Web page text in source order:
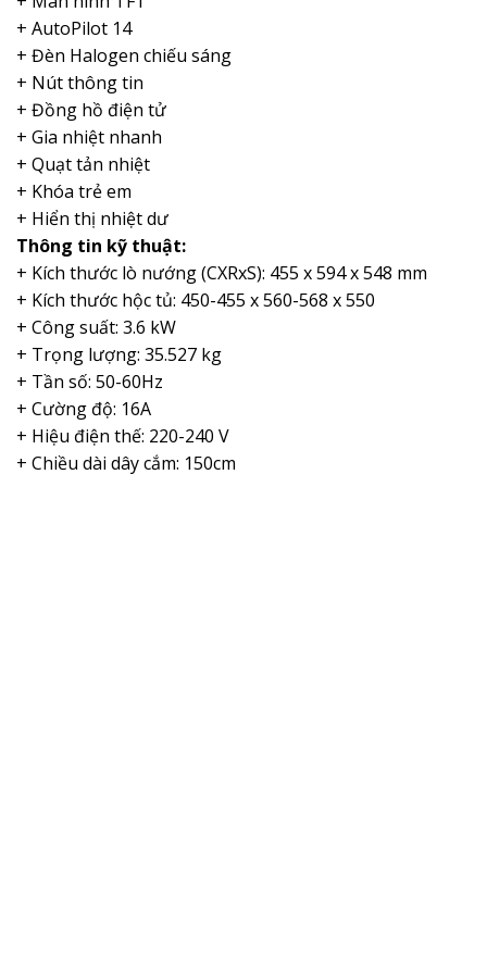
+ AutoPilot 14
+ Đèn Halogen chiếu sáng
+ Nút thông tin
+ Đồng hồ điện tử
+ Gia nhiệt nhanh
+ Quạt tản nhiệt
+ Khóa trẻ em
+ Hiển thị nhiệt dư
Thông tin kỹ thuật:
+ Kích thước lò nướng (CXRxS): 455 x 594 x 548 mm
+ Kích thước hộc tủ: 450-455 x 560-568 x 550
+ Công suất: 3.6 kW
+ Trọng lượng: 35.527 kg
+ Tần số: 50-60Hz
+ Cường độ: 16A
+ Hiệu điện thế: 220-240 V
+ Chiều dài dây cắm: 150cm